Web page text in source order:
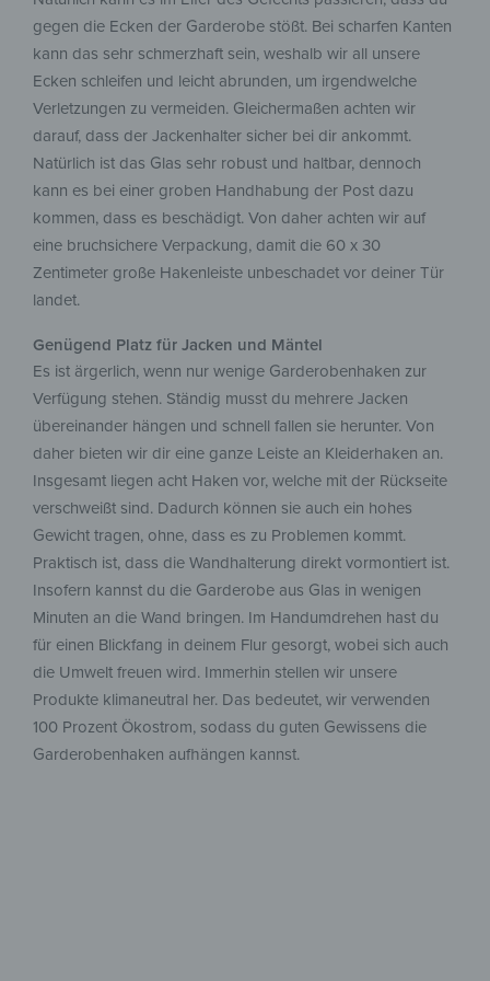
gegen die Ecken der Garderobe stößt. Bei scharfen Kanten
kann das sehr schmerzhaft sein, weshalb wir all unsere
Ecken schleifen und leicht abrunden, um irgendwelche
Verletzungen zu vermeiden. Gleichermaßen achten wir
darauf, dass der Jackenhalter sicher bei dir ankommt.
Natürlich ist das Glas sehr robust und haltbar, dennoch
kann es bei einer groben Handhabung der Post dazu
kommen, dass es beschädigt. Von daher achten wir auf
eine bruchsichere Verpackung, damit die 60 x 30
Zentimeter große Hakenleiste unbeschadet vor deiner Tür
landet.
Genügend Platz für Jacken und Mäntel
Es ist ärgerlich, wenn nur wenige Garderobenhaken zur
Verfügung stehen. Ständig musst du mehrere Jacken
übereinander hängen und schnell fallen sie herunter. Von
daher bieten wir dir eine ganze Leiste an Kleiderhaken an.
Insgesamt liegen acht Haken vor, welche mit der Rückseite
verschweißt sind. Dadurch können sie auch ein hohes
Gewicht tragen, ohne, dass es zu Problemen kommt.
Praktisch ist, dass die Wandhalterung direkt vormontiert ist.
Insofern kannst du die Garderobe aus Glas in wenigen
Minuten an die Wand bringen. Im Handumdrehen hast du
für einen Blickfang in deinem Flur gesorgt, wobei sich auch
die Umwelt freuen wird. Immerhin stellen wir unsere
Produkte klimaneutral her. Das bedeutet, wir verwenden
100 Prozent Ökostrom, sodass du guten Gewissens die
Garderobenhaken aufhängen kannst.